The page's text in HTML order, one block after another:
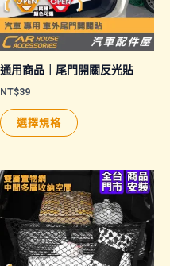
通用商品｜尾門開關反光貼
NT$39
選擇規格
有
多
種
款
式。